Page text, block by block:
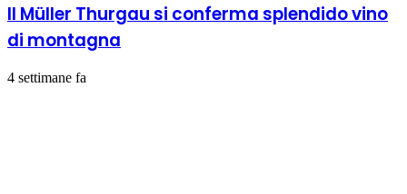
Il Müller Thurgau si conferma splendido vino
di montagna
4 settimane fa